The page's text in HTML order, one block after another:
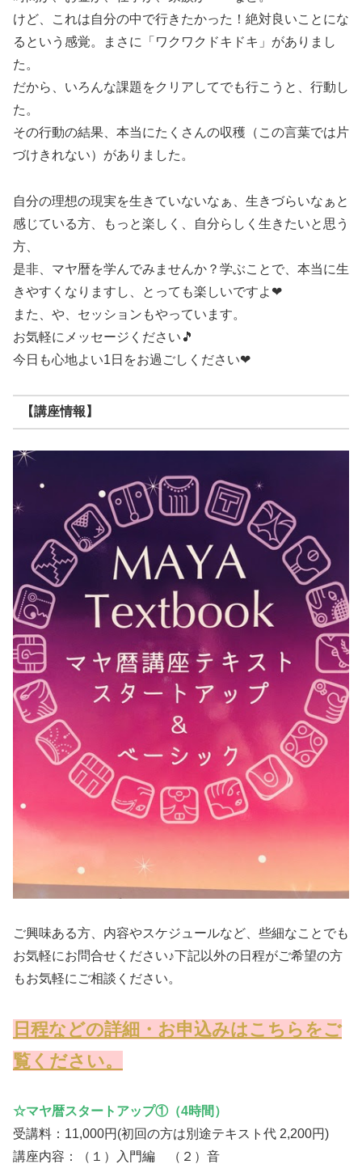
けど、これは自分の中で行きたかった！絶対良いことにな
るという感覚。まさに「ワクワクドキドキ」がありまし
た。
だから、いろんな課題をクリアしてでも行こうと、行動し
た。
その行動の結果、本当にたくさんの収穫（この言葉では片
づけきれない）がありました。
自分の理想の現実を生きていないなぁ、生きづらいなぁと
感じている方、もっと楽しく、自分らしく生きたいと思う
方、
是非、マヤ暦を学んでみませんか？学ぶことで、本当に生
きやすくなりますし、とっても楽しいですよ❤
また、や、セッションもやっています。
お気軽にメッセージください🎵
今日も心地よい1日をお過ごしください❤
【講座情報】
ご興味ある方、内容やスケジュールなど、些細なことでも
お気軽にお問合せください♪下記以外の日程がご希望の方
もお気軽にご相談ください。
日程などの詳細・お申込みはこちらをご
覧ください。
☆マヤ暦スタートアップ①（4時間）
受講料：11,000円(初回の方は別途テキスト代 2,200円)
講座内容：（１）入門編 （２）音